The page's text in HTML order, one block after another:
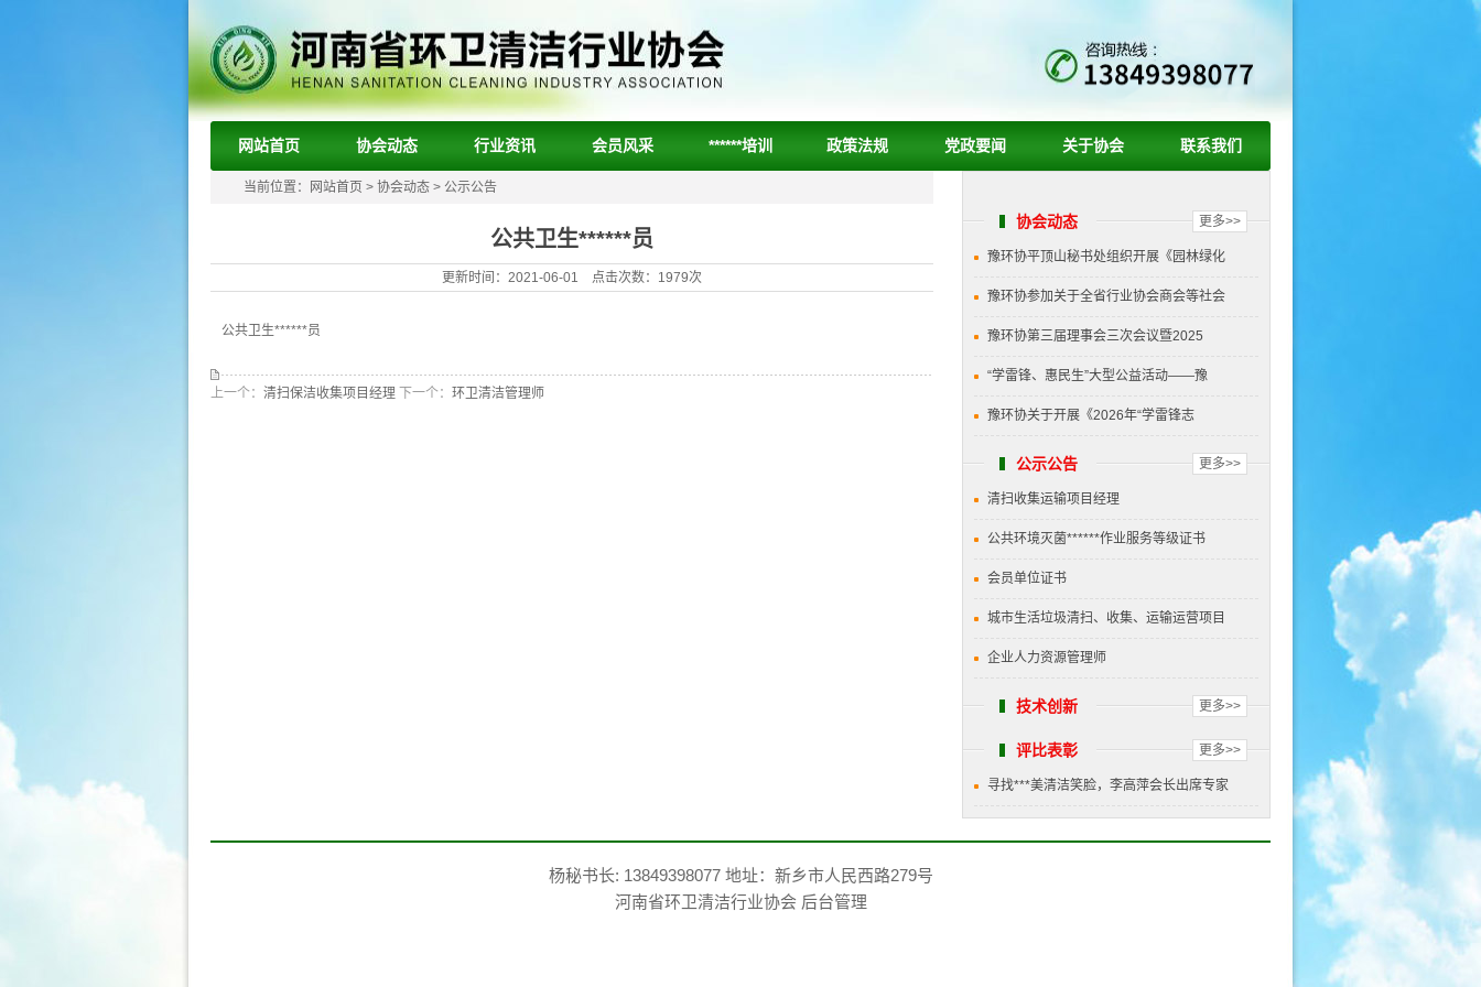
网站首页 协会动态 行业资讯 会员风采 ******培训 政策法规 党政要闻 关于协会 联系我们
更多>>
协会动态
豫环协平顶山秘书处组织开展《园林绿化
豫环协参加关于全省行业协会商会等社会
豫环协第三届理事会三次会议暨2025
“学雷锋、惠民生”大型公益活动——豫
豫环协关于开展《2026年“学雷锋志
更多>>
公示公告
清扫收集运输项目经理
公共环境灭菌******作业服务等级证书
会员单位证书
城市生活垃圾清扫、收集、运输运营项目
企业人力资源管理师
更多>>
技术创新
更多>>
评比表彰
寻找***美清洁笑脸，李高萍会长出席专家
当前位置： 网站首页 > 协会动态 > 公示公告
公共卫生******员
更新时间：2021-06-01 点击次数：1979次
公共卫生******员
上一个： 清扫保洁收集项目经理 下一个： 环卫清洁管理师
杨秘书长: 13849398077 地址：新乡市人民西路279号
河南省环卫清洁行业协会 后台管理